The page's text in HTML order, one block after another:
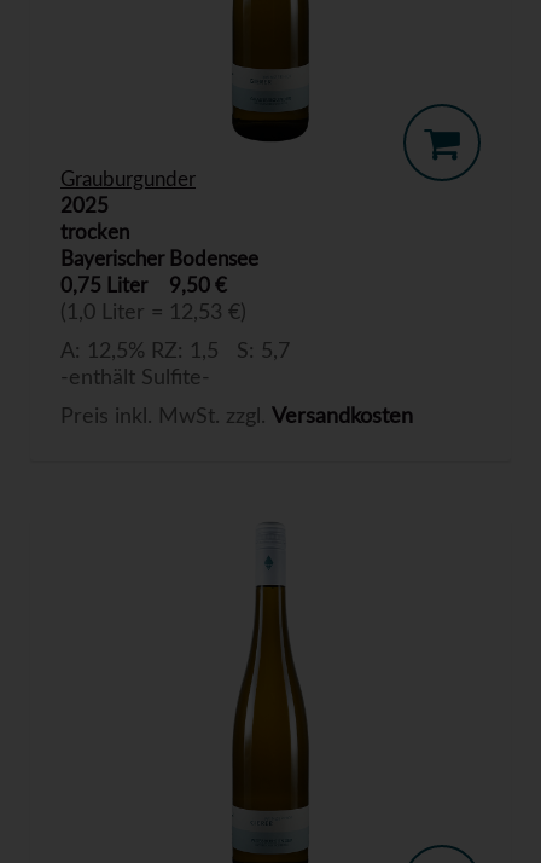
Grauburgunder
2025
trocken
Bayerischer Bodensee
0,75 Liter
9,50 €
(1,0 Liter = 12,53 €)
A: 12,5% RZ: 1,5 S: 5,7
-enthält Sulfite-
Preis inkl. MwSt. zzgl. Versandkosten